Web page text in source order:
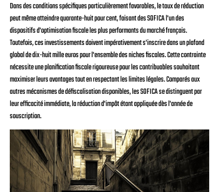
Dans des conditions spécifiques particulièrement favorables, le taux de réduction
peut même atteindre quarante-huit pour cent, faisant des SOFICA l'un des
dispositifs d'optimisation fiscale les plus performants du marché français.
Toutefois, ces investissements doivent impérativement s'inscrire dans un plafond
global de dix-huit mille euros pour l'ensemble des niches fiscales. Cette contrainte
nécessite une planification fiscale rigoureuse pour les contribuables souhaitant
maximiser leurs avantages tout en respectant les limites légales. Comparés aux
autres mécanismes de défiscalisation disponibles, les SOFICA se distinguent par
leur efficacité immédiate, la réduction d'impôt étant appliquée dès l'année de
souscription.